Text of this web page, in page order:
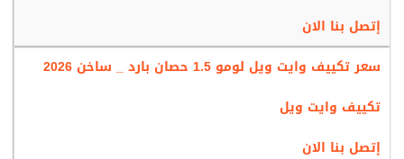
إتصل بنا الان
سعر تكييف وايت ويل لومو 1.5 حصان بارد _ ساخن 2026
تكييف وايت ويل
إتصل بنا الان